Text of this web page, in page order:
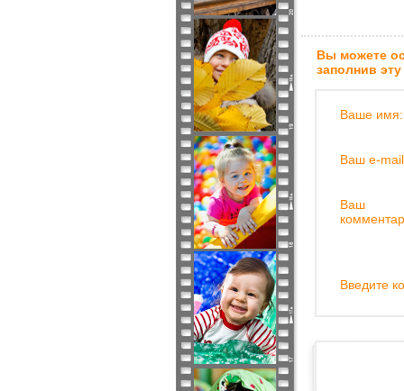
Вы можете
заполнив
Ваше имя:
Ваш e-
Ваш
Введите